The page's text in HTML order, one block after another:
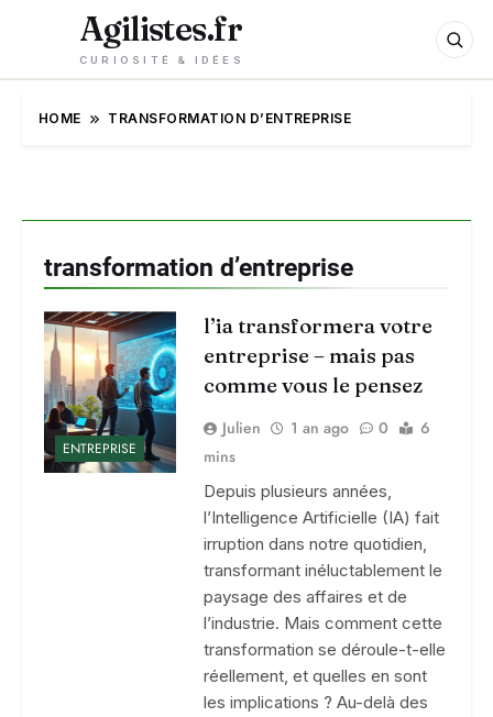
Agilistes.fr
CURIOSITÉ & IDÉES
HOME TRANSFORMATION D’ENTREPRISE
transformation d’entreprise
ENTREPRISE
l’ia transformera votre
entreprise – mais pas
comme vous le pensez
Julien 1 an ago 0
6
mins
Depuis plusieurs années,
l’Intelligence Artificielle (IA) fait
irruption dans notre quotidien,
transformant inéluctablement le
paysage des affaires et de
l’industrie. Mais comment cette
transformation se déroule-t-elle
réellement, et quelles en sont
les implications ? Au-delà des